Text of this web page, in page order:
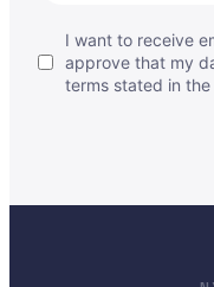
I want to receive
approve that my
terms stated in the